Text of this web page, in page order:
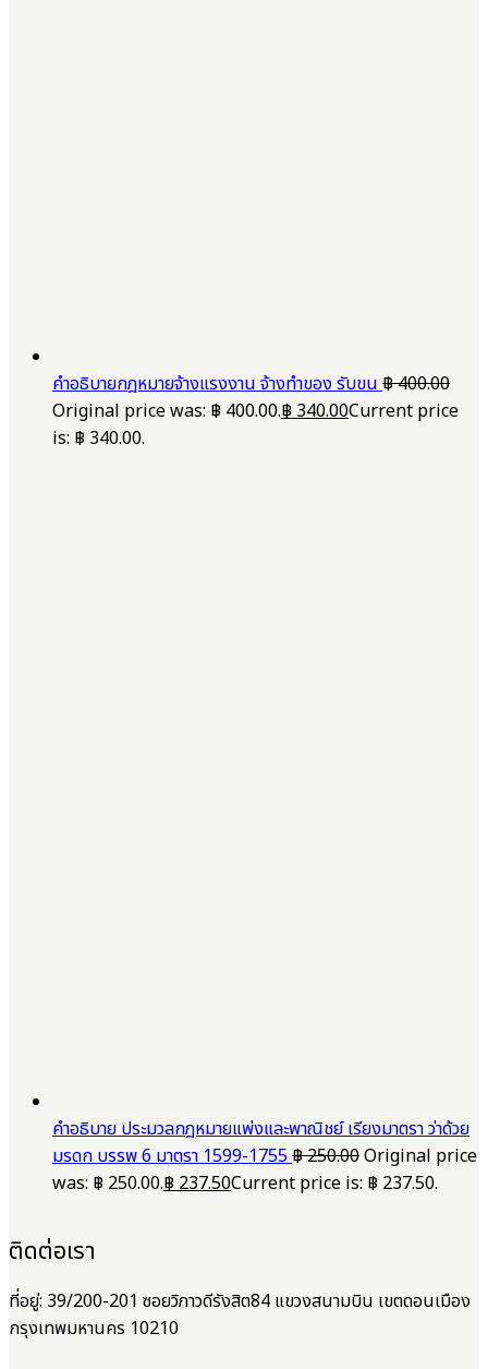
คำอธิบายกฎหมายจ้างแรงงาน จ้างทำของ รับขน฿400.00
Original price was: ฿ 400.00.฿340.00Current price
is: ฿ 340.00.
คำอธิบาย ประมวลกฎหมายแพ่งและพาณิชย์ เรียงมาตรา ว่าด้วย
มรดก บรรพ 6 มาตรา 1599-1755฿250.00Original price
was: ฿ 250.00.฿237.50Current price is: ฿ 237.50.
ติดต่อเรา
ที่อยู่: 39/200-201 ซอยวิภาวดีรังสิต84 แขวงสนามบิน เขตดอนเมือง
กรุงเทพมหานคร 10210